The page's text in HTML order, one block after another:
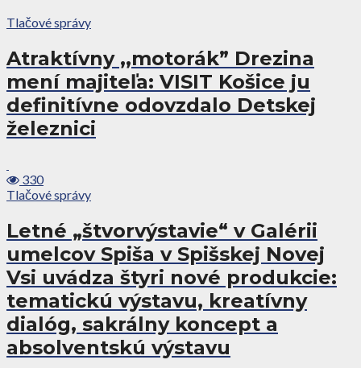
Tlačové správy
Atraktívny ,,motorák” Drezina
mení majiteľa: VISIT Košice ju
definitívne odovzdalo Detskej
železnici
330
Tlačové správy
Letné „štvorvýstavie“ v Galérii
umelcov Spiša v Spišskej Novej
Vsi uvádza štyri nové produkcie:
tematickú výstavu, kreatívny
dialóg, sakrálny koncept a
absolventskú výstavu